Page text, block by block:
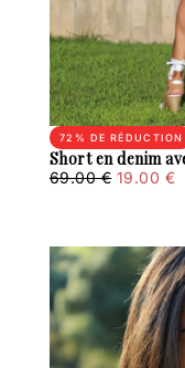
Short en denim
72 % DE RÉDUCTION
19.00
Prix
69.00 € Prix
19.00 €